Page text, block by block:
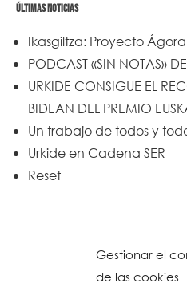
Gestionar el
de las cookies
ÚLTIMAS NOTICIAS
Ikasgiltza: Proyecto Ágora
PODCAST «SIN NOTAS»
URKIDE CONSIGUE EL
BIDEAN DEL PREMIO
Un trabajo de todos y
Urkide en Cadena SER
Reset